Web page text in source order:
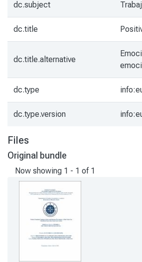
dc.subject
dc.title
dc.title.alternative
dc.type
dc.type.version
Files
Original bundle
Now showing 1 - 1 of 1